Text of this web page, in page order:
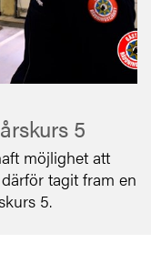
5
möjlighet att
tagit fram en
5.